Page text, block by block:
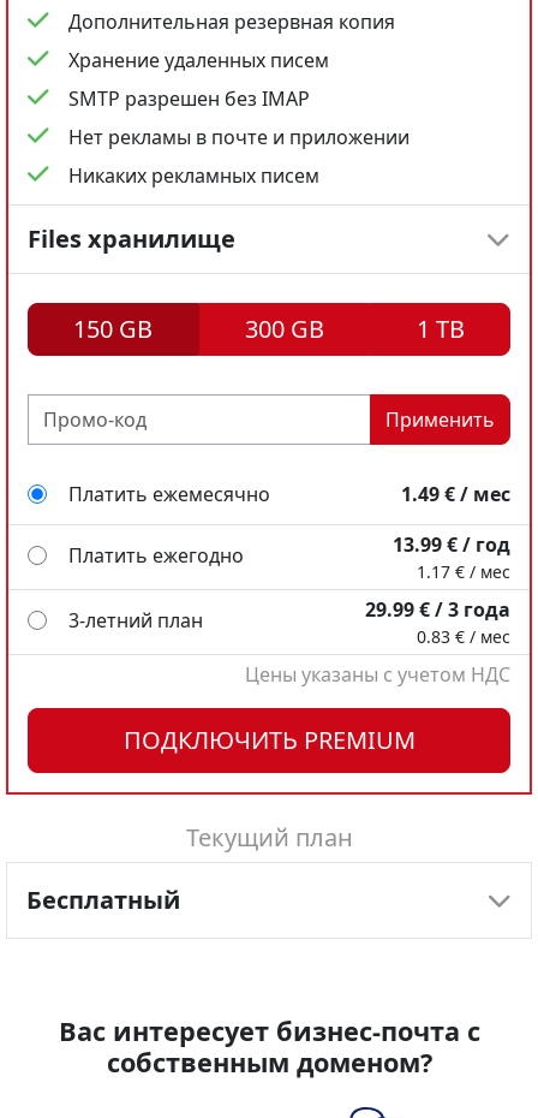
Текущий план
Бесплатный
Дополнительная резервная копия
Хранение удаленных писем
SMTP разрешен без IMAP
Нет рекламы в почте и приложении
Никаких рекламных писем
Files хранилище
150 GB 300 GB 1 TB
Применить
Платить ежемесячно 1.49 € / мес
Платить ежегодно 13.99 € / год
1.17 € / мес
3-летний план 29.99 € / 3 года
0.83 € / мес
Цены указаны с учетом НДС
Платить ежегодно 18.98 € / год
1.58 € / мес
3-летний план 34.99 € / 3 года
0.97 € / мес
Цены указаны с учетом НДС
Платить ежегодно 49.99 € / год
4.17 € / мес
3-летний план 99.99 € / 3 года
2.78 € / мес
Цены указаны с учетом НДС
ПОДКЛЮЧИТЬ PREMIUM
Вас интересует бизнес-почта с
собственным доменом?